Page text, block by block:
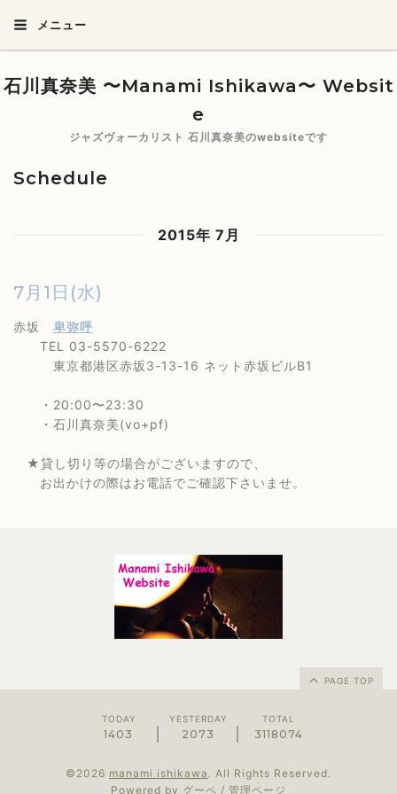
メニュー
石川真奈美 〜Manami Ishikawa〜 Websit
e
ジャズヴォーカリスト 石川真奈美のwebsiteです
Schedule
2015年 7月
7月1日(水)
赤坂 卑弥呼
TEL 03-5570-6222
東京都港区赤坂3-13-16 ネット赤坂ビルB1
・20:00〜23:30
・石川真奈美(vo+pf)
★貸し切り等の場合がございますので、
お出かけの際はお電話でご確認下さいませ。
PAGE TOP
TODAY
1403
YESTERDAY
2073
TOTAL
3118074
©2026 manami ishikawa . All Rights Reserved.
Powered by グーペ / 管理ページ